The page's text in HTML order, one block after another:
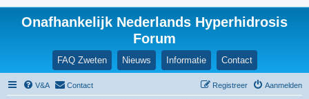
Onafhankelijk Nederlands Hyperhidrosis
Forum
FAQ Zweten Nieuws Informatie Contact
V&A Contact Aanmelden
Registreer